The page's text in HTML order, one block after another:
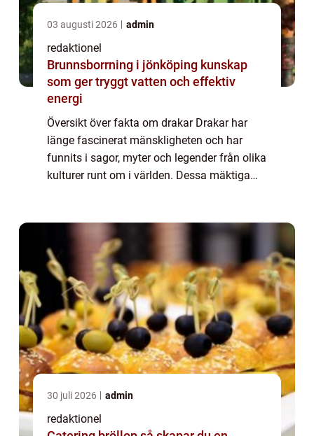
03 augusti 2026 admin
redaktionel
Brunnsborrning i jönköping kunskap
som ger tryggt vatten och effektiv
energi
Översikt över fakta om drakar Drakar har
länge fascinerat mänskligheten och har
funnits i sagor, myter och legender från olika
kulturer runt om i världen. Dessa mäktiga
30 juli 2026 admin
redaktionel